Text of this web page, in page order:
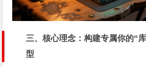
三、核心理念：构建专属你的“
型